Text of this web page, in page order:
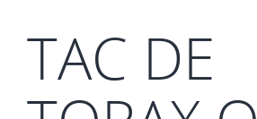
TAC DE